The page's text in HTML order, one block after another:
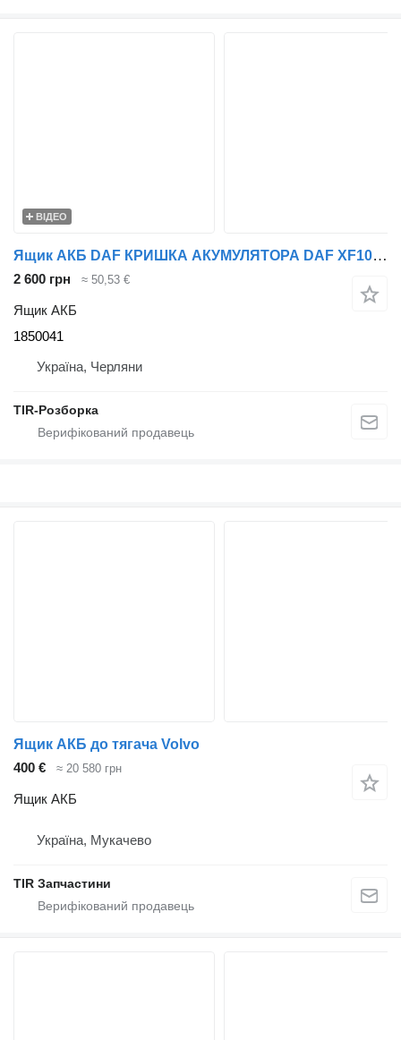
ВІДЕО
Ящик АКБ DAF КРИШКА АКУМУЛЯТОРА DAF XF106 XG EURO 6 1850041 до тягача
2 600 грн ≈ 50,53 €
Ящик АКБ
1850041
Україна, Черляни
TIR-Розборка
Ящик АКБ до тягача Volvo
400 €
≈ 20 580 грн
Ящик АКБ
Україна, Мукачево
TIR Запчастини